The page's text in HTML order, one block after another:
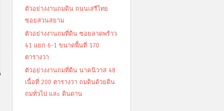
ตัวอย่างงานถมดิน ถนนเสรีไทย
ซอยสวนสยาม
ตัวอย่างงานถมที่ดิน ซอยลาดพร้าว
41 แยก 6-1 ขนาดพื้นที่ 170
ตารางวา
ตัวอย่างงานถมที่ดิน นาคนิวาส 48
เนื้อที่ 200 ตารางวา ถมดินด้วยดิน
ถมทั่วไป และ ดินดาน